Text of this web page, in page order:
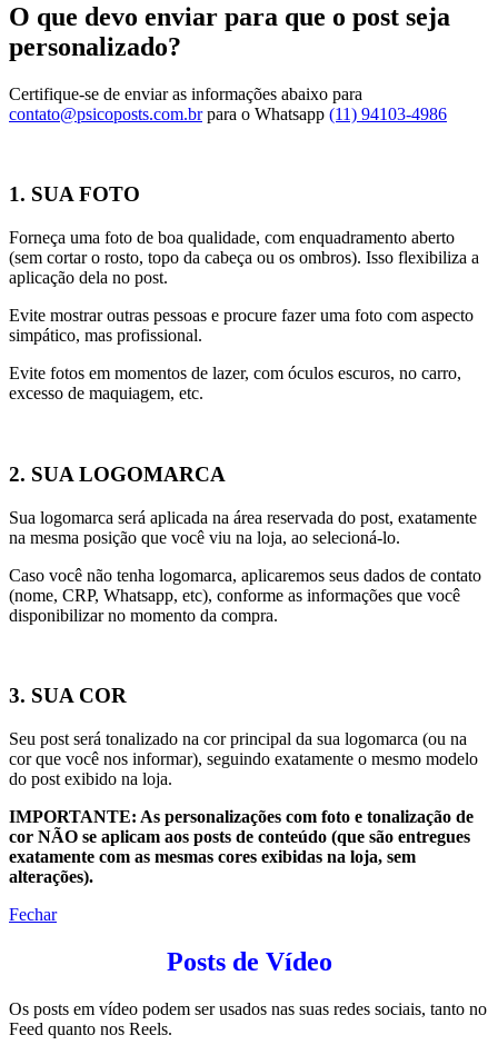
O que devo enviar para que o post seja
personalizado?
Certifique-se de enviar as informações abaixo para
contato@psicoposts.com.brpara o Whatsapp (11) 94103-4986
1. SUA FOTO
Forneça uma foto de boa qualidade, com enquadramento aberto
(sem cortar o rosto, topo da cabeça ou os ombros). Isso flexibiliza a
aplicação dela no post.
Evite mostrar outras pessoas e procure fazer uma foto com aspecto
simpático, mas profissional.
Evite fotos em momentos de lazer, com óculos escuros, no carro,
excesso de maquiagem, etc.
2. SUA LOGOMARCA
Sua logomarca será aplicada na área reservada do post, exatamente
na mesma posição que você viu na loja, ao selecioná-lo.
Caso você não tenha logomarca, aplicaremos seus dados de contato
(nome, CRP, Whatsapp, etc), conforme as informações que você
disponibilizar no momento da compra.
3. SUA COR
Seu post será tonalizado na cor principal da sua logomarca (ou na
cor que você nos informar), seguindo exatamente o mesmo modelo
do post exibido na loja.
IMPORTANTE: As personalizações com foto e tonalização de
cor NÃO se aplicam aos posts de conteúdo (que são entregues
exatamente com as mesmas cores exibidas na loja, sem
alterações).
Fechar
Posts de Vídeo
Os posts em vídeo podem ser usados nas suas redes sociais, tanto no
Feed quanto nos Reels.